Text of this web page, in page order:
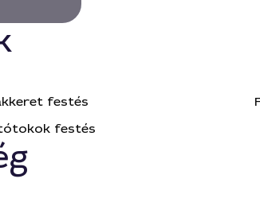
festés
festés